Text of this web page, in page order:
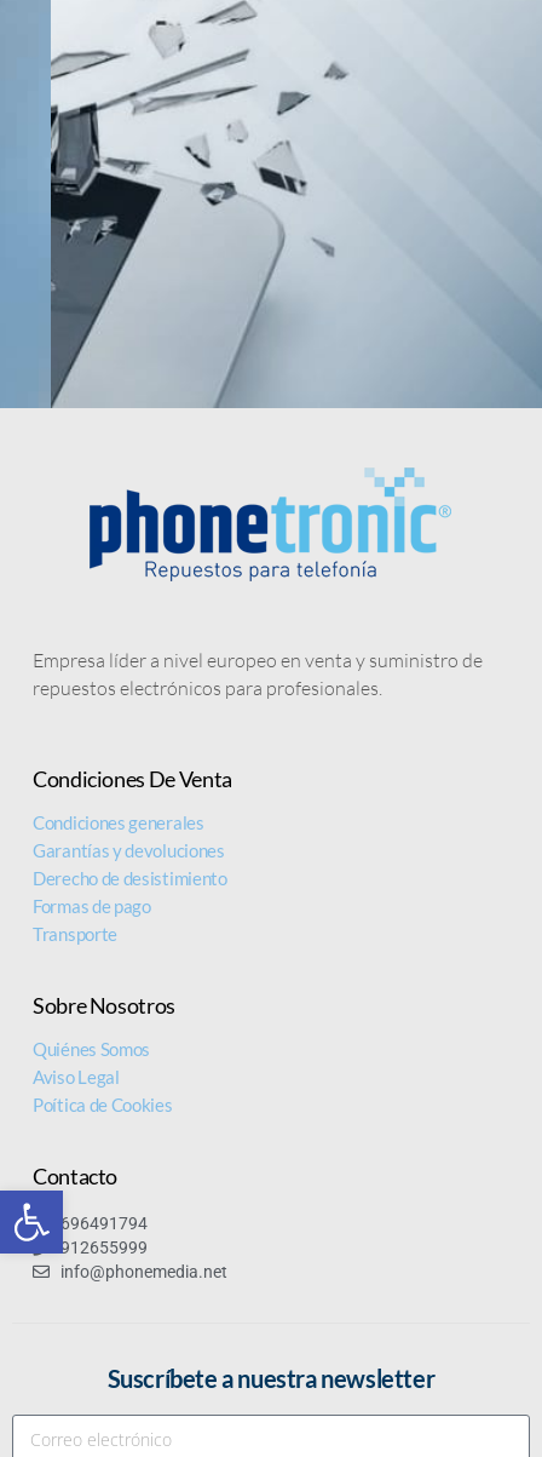
Abrir barra de herramientas
PANTALLAS
ROTO
Reciclaje / Compra
Empresa líder a nivel europeo en venta y suministro de
repuestos electrónicos para profesionales.
Condiciones De Venta
Condiciones generales
Garantías y devoluciones
Derecho de desistimiento
Formas de pago
Transporte
Sobre Nosotros
Quiénes Somos
Aviso Legal
Poítica de Cookies
Contacto
696491794
912655999
info@phonemedia.net
Suscríbete a nuestra newsletter